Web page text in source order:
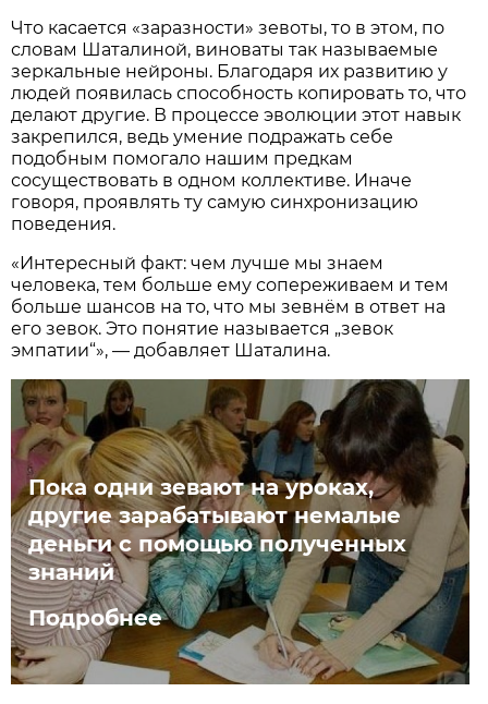
Что касается «заразности» зевоты, то в этом, по
словам Шаталиной, виноваты так называемые
зеркальные нейроны. Благодаря их развитию у
людей появилась способность копировать то, что
делают другие. В процессе эволюции этот навык
закрепился, ведь умение подражать себе
подобным помогало нашим предкам
сосуществовать в одном коллективе. Иначе
говоря, проявлять ту самую синхронизацию
поведения.
«Интересный факт: чем лучше мы знаем
человека, тем больше ему сопереживаем и тем
больше шансов на то, что мы зевнём в ответ на
его зевок. Это понятие называется „зевок
эмпатии“», — добавляет Шаталина.
Пока одни зевают на уроках,
другие зарабатывают немалые
деньги с помощью полученных
знаний
Подробнее